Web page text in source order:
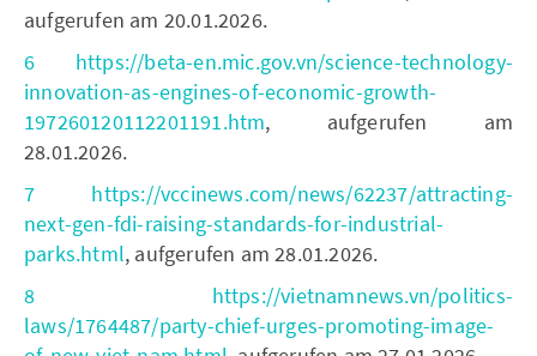
aufgerufen am 20.01.2026.
6
https://beta-en.mic.gov.vn/science-technology-
innovation-as-engines-of-economic-growth-
197260120112201191.htm, aufgerufen am
28.01.2026.
7
https://vccinews.com/news/62237/attracting-
next-gen-fdi-raising-standards-for-industrial-
parks.html, aufgerufen am 28.01.2026.
8
https://vietnamnews.vn/politics-
laws/1764487/party-chief-urges-promoting-image-